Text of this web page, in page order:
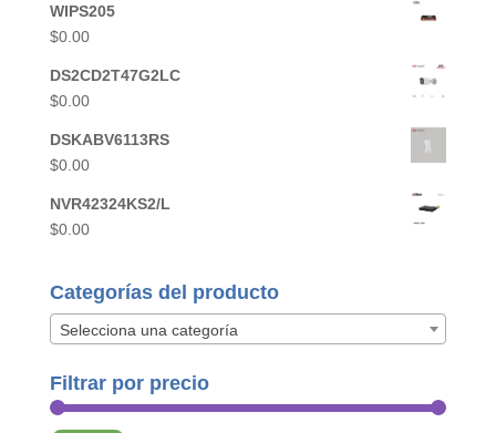
WIPS205
$0.00
DS2CD2T47G2LC
$0.00
DSKABV6113RS
$0.00
NVR42324KS2/L
$0.00
Categorías del producto
Selecciona una categoría
Filtrar por precio